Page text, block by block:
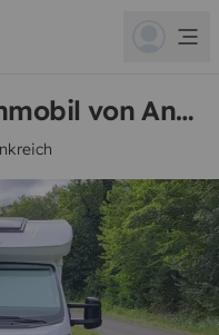
Teilintegriertes Wohnmobil von Anthony